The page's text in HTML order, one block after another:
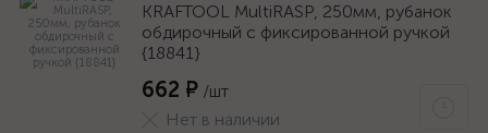
KRAFTOOL MultiRASP, 250мм, рубанок
обдирочный с фиксированной ручкой
{18841}
662 ₽ /шт
Нет в наличии